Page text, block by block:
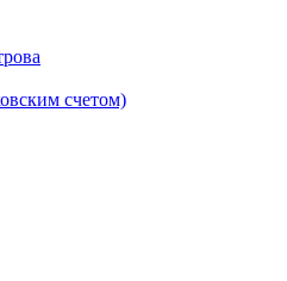
счетом)